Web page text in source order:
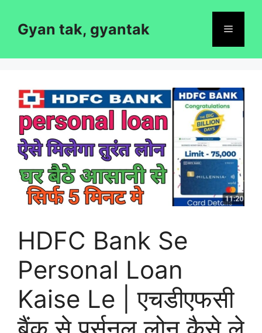
contentGyan tak, gyantak Menu
HDFC Bank Se
Personal Loan
Kaise Le | एचडीएफसी